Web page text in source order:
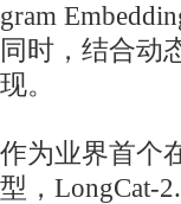
gram
同时，结合动
现。
作为业界首个
型，LongCat-